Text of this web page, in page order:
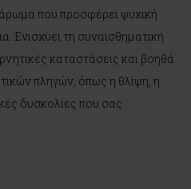
που προσφέρει ψυχική
Ενισχύει τη συναισθηματική
καταστάσεις και βοηθά
πληγών, όπως η θλίψη, η
δυσκολίες που σας